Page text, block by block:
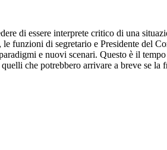
di essere interprete critico di una
funzioni di segretario e Presidente del
e nuovi scenari. Questo è il
che potrebbero arrivare a breve se